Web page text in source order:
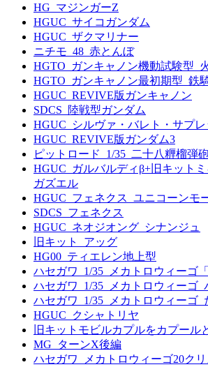
HG_マジンガーZ
HGUC_サイコガンダム
HGUC_ザクマリナー
ニチモ_48_赤とんぼ
HGTO_ガンキャノン機動試験型_
HGTO_ガンキャノン最初期型_鉄
HGUC_REVIVE版ガンキャノン
SDCS_陸戦型ガンダム
HGUC_シルヴァ・バレト・サプレ
HGUC_REVIVE版ガンダム3
ピットロード_1/35_二十八糎榴弾
HGUC_ガルバルディβ+旧キット
ガズエル
HGUC_フェネクス_ユニコーンモ
SDCS_フェネクス
HGUC_ネオジオング_シナンジュ
旧キット_アッグ
HG00_ティエレン地上型
ハセガワ_1/35_メカトロウィーゴ
ハセガワ_1/35_メカトロウィーゴ_
ハセガワ_1/35_メカトロウィーゴ_
HGUC_クシャトリヤ
旧キットモビルカプルをカプール
MG_ターンX後編
ハセガワ_メカトロウィーゴ20ク